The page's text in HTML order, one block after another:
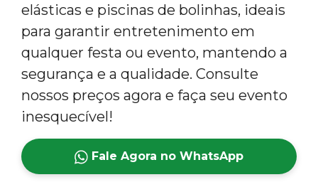
elásticas e piscinas de bolinhas, ideais
para garantir entretenimento em
qualquer festa ou evento, mantendo a
segurança e a qualidade. Consulte
nossos preços agora e faça seu evento
inesquecível!
Fale Agora no WhatsApp